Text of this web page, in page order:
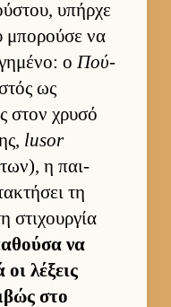
υπήρχε
μπορούσε να
ο Πού­
ως
στον χρυσό
lusor
η παι­
τη
στιχουρ­γία
να
λέξεις
στο